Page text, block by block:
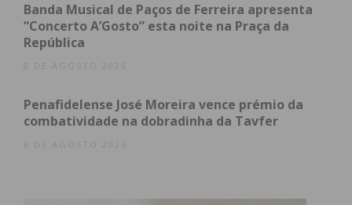
Subscreva a newsletter do
Banda Musical de Paços de Ferreira apresenta
“Concerto A’Gosto” esta noite na Praça da
República
8 DE AGOSTO 2026
Penafidelense José Moreira vence prémio da
combatividade na dobradinha da Tavfer
8 DE AGOSTO 2026